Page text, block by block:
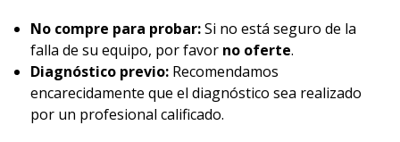
No compre para probar:Si no está seguro de la
falla de su equipo, por favor no oferte.
Diagnóstico previo:Recomendamos
encarecidamente que el diagnóstico sea realizado
por un profesional calificado.